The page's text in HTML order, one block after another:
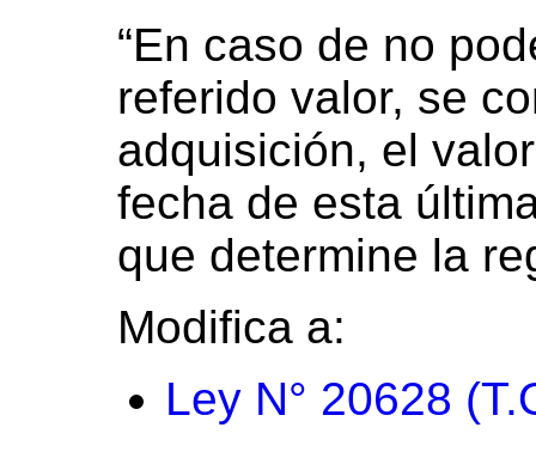
“En caso de no
referido valor, se
adquisición, el
fecha de esta
que determine la
Modifica a:
Ley N° 20628